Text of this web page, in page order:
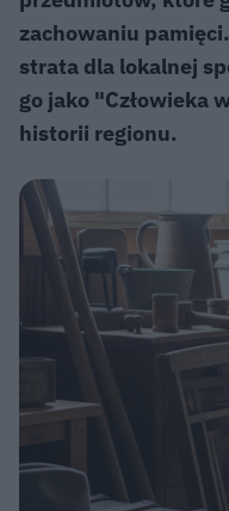
zachowaniu
strata dla lokalnej
go jako "Człowieka
historii regionu.